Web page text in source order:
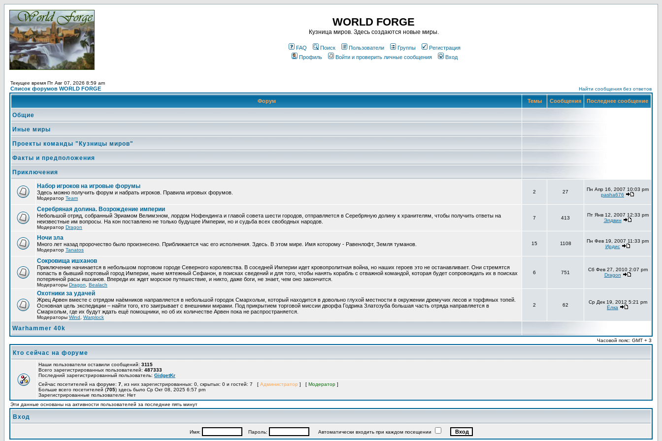
WORLD FORGE
Кузница миров. Здесь создаются новые миры.
FAQ Поиск Пользователи Группы
Регистрация
Профиль
Войти и проверить личные сообщения Вход
Текущее время Пт Авг 07, 2026 8:59 am
Список форумов WORLD FORGE Найти сообщения без ответов
Форум Темы Сообщения Последнее сообщение
Общие
Иные миры
Проекты команды "Кузницы миров"
Факты и предположения
Приключения
Набор игроков на игровые форумы
Здесь можно получить форум и набрать игроков. Правила игровых форумов.
Модератор Team
2 27
Пн Апр 16, 2007 10:03 pm
pasha676
Серебряная долина. Возрождение империи
Небольшой отряд, собранный Эриамом Велимэном, лордом Нофендинга и главой совета шести городов, отправляется в Серебряную долину к хранителям, чтобы получить ответы на
неизвестные им вопросы. На кон поставлено не только будущее Империи, но и судьба всех свободных народов.
Модератор Dragon
7 413
Пт Янв 12, 2007 12:33 pm
Элдвин
Ночи зла
Много лет назад пророчество было произнесено. Приближается час его исполнения. Здесь. В этом мире. Имя которому - Равенлофт, Земля туманов.
Модератор Tanatos
15 1108
Пн Фев 19, 2007 11:33 pm
Ирдис
Сокровища ишханов
Приключение начинается в небольшом портовом городе Северного королевства. В соседней Империи идет кровопролитная война, но наших героев это не останавливает. Они стремятся
попасть в бывший портовый город Империи, ныне мятежный Сефанон, в поисках сведений и для того, чтобы нанять корабль с отважной командой, которая будет сопровождать их в поисках
потерянной расы ишханов. Впереди их ждет морское путешествие, и никто, даже боги, не знает, чем оно закончится.
Модераторы Dragon Bealach
6 751
Сб Фев 27, 2010 2:07 pm
Dragon
Охотники за удачей
Жрец Арвен вместе с отрядом наёмников направляется в небольшой городок Смархольм, который находится в довольно глухой местности в окружении дремучих лесов и торфяных топей.
Основная цель экспедиции – найти того, кто заигрывает с внешними мирами. Под прикрытием торговой миссии дворфа Годрика Златозуба большая часть отряда направляется в
Смархольм, где их будут ждать ещё помощники, но об их количестве Арвен пока не распространяется.
Модераторы Wind Warplock
2 62
Ср Дек 19, 2012 5:21 pm
Ёлка
Warhammer 40k
Часовой пояс: GMT + 3
Кто сейчас на форуме
Наши пользователи оставили сообщений: 3115
Всего зарегистрированных пользователей: 487333
Последний зарегистрированный пользователь: GidgetKr
Сейчас посетителей на форуме: 7 , из них зарегистрированных: 0, скрытых: 0 и гостей: 7 [ Администратор ] [ Модератор ]
Больше всего посетителей (705) здесь было Ср Окт 08, 2025 6:57 pm
Зарегистрированные пользователи: Нет
Эти данные основаны на активности пользователей за последние пять минут
Вход
Имя: Пароль: Автоматически входить при каждом посещении